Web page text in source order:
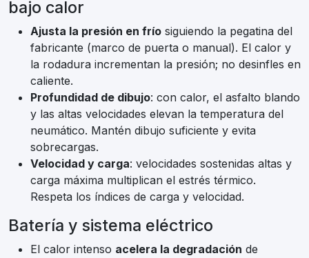
bajo calor
Ajusta la presión en frío siguiendo la pegatina del
fabricante (marco de puerta o manual). El calor y
la rodadura incrementan la presión; no desinfles en
caliente.
Profundidad de dibujo: con calor, el asfalto blando
y las altas velocidades elevan la temperatura del
neumático. Mantén dibujo suficiente y evita
sobrecargas.
Velocidad y carga: velocidades sostenidas altas y
carga máxima multiplican el estrés térmico.
Respeta los índices de carga y velocidad.
Batería y sistema eléctrico
El calor intenso acelera la degradación de